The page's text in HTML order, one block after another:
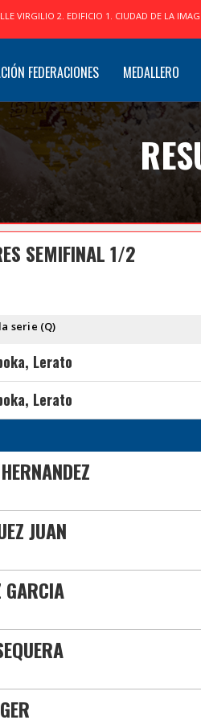
VIRGILIO 2. EDIFICIO 1. CIUDAD DE LA
FEDERACIONES MEDALLERO
SEMIFINAL 1/2
serie (Q)
Lerato
Lerato
JUAN
GARCIA